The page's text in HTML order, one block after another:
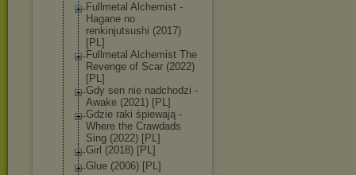
Fullmetal Alchemist -
Hagane no
renkinjutsushi (2017)
[PL]
Fullmetal Alchemist The
Revenge of Scar (2022)
[PL]
Gdy sen nie nadchodzi -
Awake (2021) [PL]
Gdzie raki śpiewają -
Where the Crawdads
Sing (2022) [PL]
Girl (2018) [PL]
Glue (2006) [PL]